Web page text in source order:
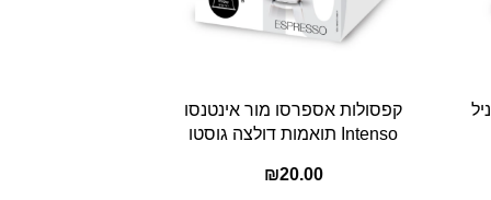
קפסולות אספרסו מור אינטנסו
Intenso תואמות דולצה גוסטו
₪20.00